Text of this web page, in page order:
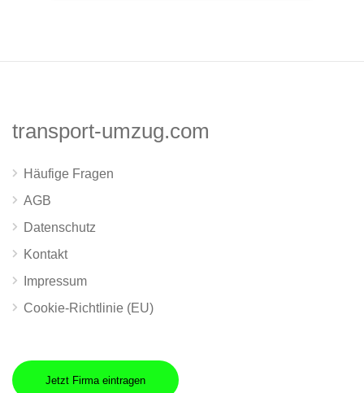
transport-umzug.com
Häufige Fragen
AGB
Datenschutz
Kontakt
Impressum
Cookie-Richtlinie (EU)
Jetzt Firma eintragen